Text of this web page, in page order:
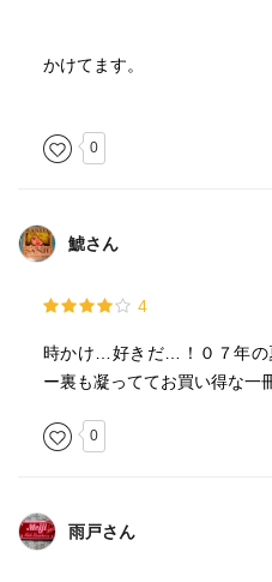
かけてます。
0
鯱さん
4
時かけ…好きだ…！０７年の
ー裏も凝っててお買い得な一冊
0
雨戸さん